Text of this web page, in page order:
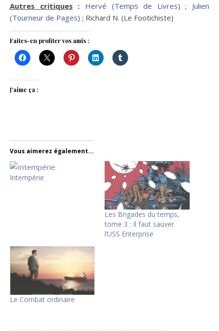
Autres critiques : Hervé (Temps de Livres) ; Julien
(Tourneur de Pages) ; Richard N. (Le Footichiste)
Faites-en profiter vos amis :
J’aime ça :
Vous aimerez également...
Intempérie
Les Brigades du temps,
tome 3 : Il faut sauver
l’USS Enterprise
Le Combat ordinaire